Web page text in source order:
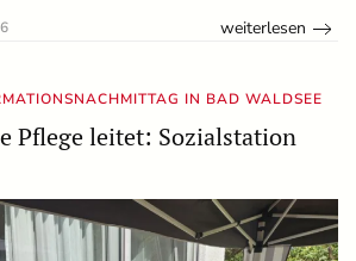
weiterlesen
IN BAD WALDSEE
Pflege leitet: Sozialstation